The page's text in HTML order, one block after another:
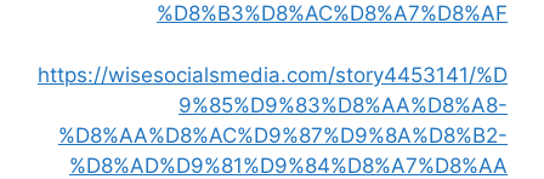
%D8%B3%D8%AC%D8%A7%D8%AF
https://wisesocialsmedia.com/story4453141/%D
9%85%D9%83%D8%AA%D8%A8-
%D8%AA%D8%AC%D9%87%D9%8A%D8%B2-
%D8%AD%D9%81%D9%84%D8%A7%D8%AA